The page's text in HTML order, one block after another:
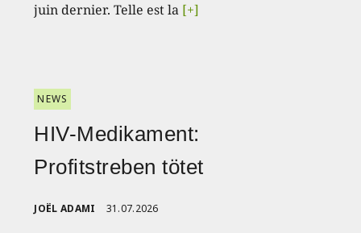
juin dernier. Telle est la [+]
NEWS
HIV-Medikament:
Profitstreben tötet
JOËL ADAMI 31.07.2026